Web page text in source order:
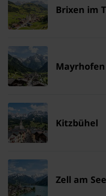
Brixen im
Mayrhofen
Kitzbühel
Zell am See